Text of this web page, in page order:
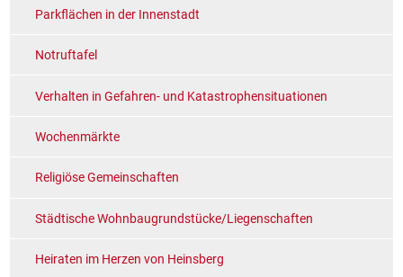
Parkflächen in der Innenstadt
Notruftafel
Verhalten in Gefahren- und Katastrophensituationen
Wochenmärkte
Religiöse Gemeinschaften
Städtische Wohnbaugrundstücke/Liegenschaften
Heiraten im Herzen von Heinsberg